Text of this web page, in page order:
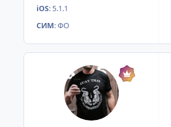
iOS: 5.1.1
СИМ:ФО